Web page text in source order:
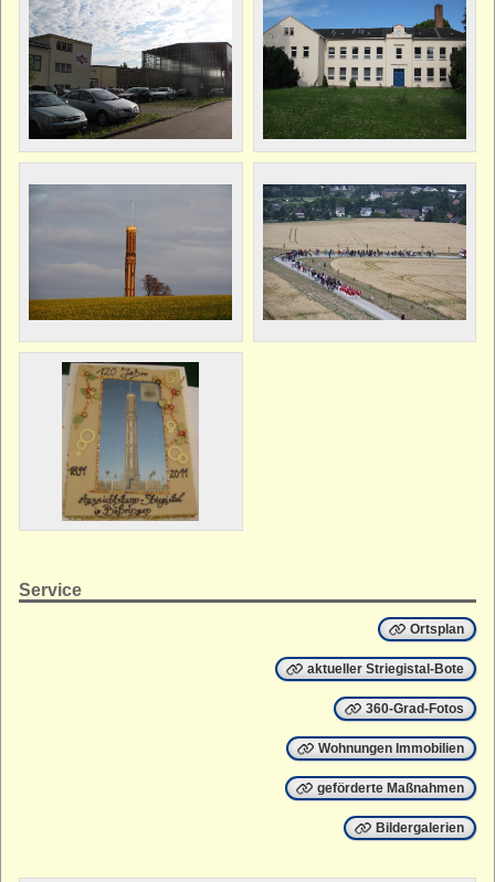
Service
Ortsplan
aktueller Striegistal-Bote
360-Grad-Fotos
Wohnungen Immobilien
geförderte Maßnahmen
Bildergalerien